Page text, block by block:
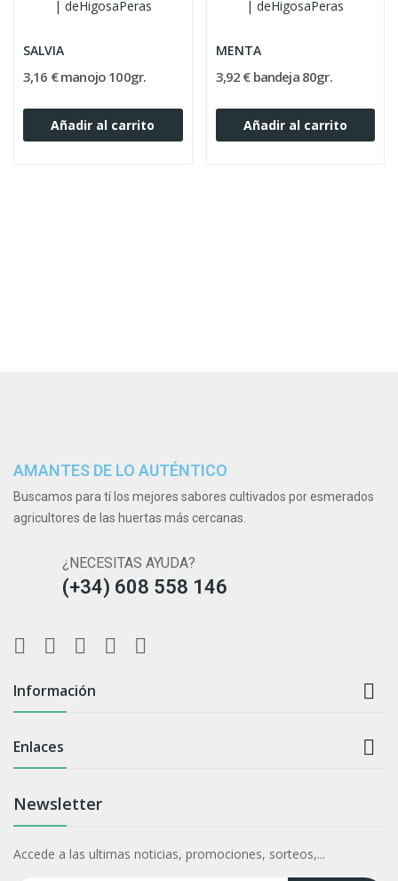
SALVIA
3,16 € manojo 100gr.
Añadir al carrito
MENTA
3,92 € bandeja 80gr.
Añadir al carrito
AMANTES DE LO AUTÉNTICO
Buscamos para tí los mejores sabores cultivados por esmerados
agricultores de las huertas más cercanas.
¿NECESITAS AYUDA?
(+34) 608 558 146
Información 
Enlaces 
Newsletter
Accede a las ultimas noticias, promociones, sorteos,...